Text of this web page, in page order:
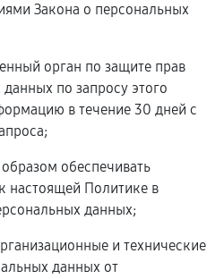
Закона о персональных
орган по защите прав
по запросу этого
в течение 30 дней с
обеспечивать
настоящей Политике в
данных;
и технические
данных от